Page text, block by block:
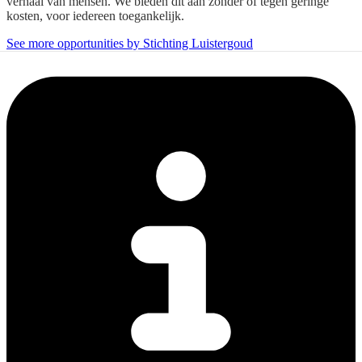
kosten, voor iedereen toegankelijk.
See more opportunities by Stichting Luistergoud